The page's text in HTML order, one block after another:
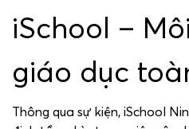
iSchool –
giáo dục
Thông qua sự kiện, iSchool